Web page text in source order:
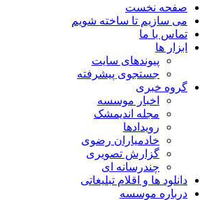
صفحه نخست
می سازیم تا ساخته شویم
تماس با ما
ابزار ها
پیوندهای سایت
جستجوی پیشرفته
گروه خبری
اخبار موسسه
مجله اندیمشک
رویدادها
خادمیاران رضوی
گزارش تصویری
چندرسانه ای
دانلود ها و اقلام تبلیغاتی
درباره موسسه